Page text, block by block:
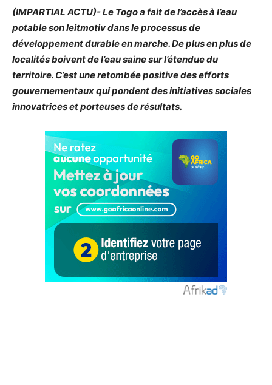
(IMPARTIAL ACTU)- Le Togo a fait de l’accès à l’eau
potable son leitmotiv dans le processus de
développement durable en marche. De plus en plus de
localités boivent de l’eau saine sur l’étendue du
territoire. C’est une retombée positive des efforts
gouvernementaux qui pondent des initiatives sociales
innovatrices et porteuses de résultats.